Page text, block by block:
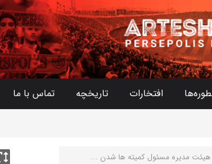
افتخارات تاریخچه تماس با ما
هیئت مدیره مسئول کمیته ها شدن ...